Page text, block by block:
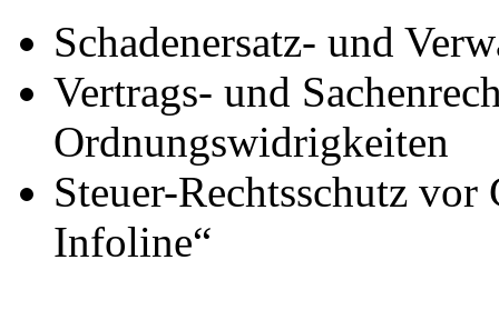
Schadenersatz- und
Vertrags- und
Ordnungswidrigkeiten
Steuer-Rechtsschutz
Infoline“